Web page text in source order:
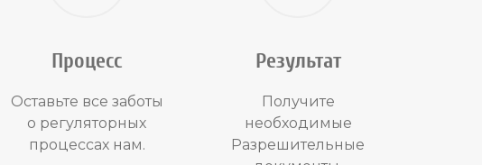
Процесс
Оставьте все заботы
о регуляторных
процессах нам.
Результат
Получите
необходимые
Разрешительные